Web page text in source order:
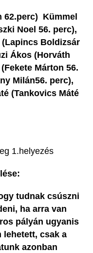
 Kümmel
Noel 56. perc),
Boldizsár
Ákos (Horváth
Márton 56.
Milán56. perc),
(Tankovics Máté
1.helyezés
tudnak csúszni
ha arra van
pályán ugyanis
lehetett, csak a
azonban